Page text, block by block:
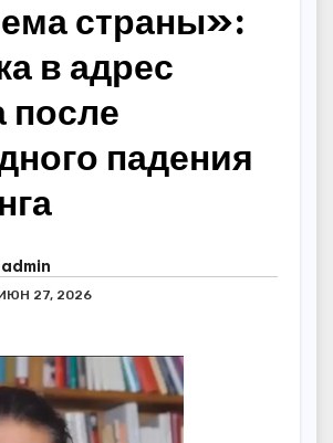
страны»:
в адрес
после
падения
admin
27, 2026